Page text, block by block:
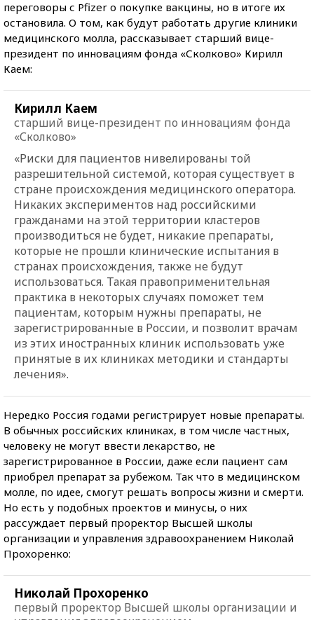
переговоры с Pfizer о покупке вакцины, но в итоге их
остановила. О том, как будут работать другие клиники
медицинского молла, рассказывает старший вице-
президент по инновациям фонда «Сколково» Кирилл
Каем:
Кирилл Каем
старший вице-президент по инновациям фонда
«Сколково»
«Риски для пациентов нивелированы той
разрешительной системой, которая существует в
стране происхождения медицинского оператора.
Никаких экспериментов над российскими
гражданами на этой территории кластеров
производиться не будет, никакие препараты,
которые не прошли клинические испытания в
странах происхождения, также не будут
использоваться. Такая правоприменительная
практика в некоторых случаях поможет тем
пациентам, которым нужны препараты, не
зарегистрированные в России, и позволит врачам
из этих иностранных клиник использовать уже
принятые в их клиниках методики и стандарты
лечения».
Нередко Россия годами регистрирует новые препараты.
В обычных российских клиниках, в том числе частных,
человеку не могут ввести лекарство, не
зарегистрированное в России, даже если пациент сам
приобрел препарат за рубежом. Так что в медицинском
молле, по идее, смогут решать вопросы жизни и смерти.
Но есть у подобных проектов и минусы, о них
рассуждает первый проректор Высшей школы
организации и управления здравоохранением Николай
Прохоренко:
Николай Прохоренко
первый проректор Высшей школы организации и